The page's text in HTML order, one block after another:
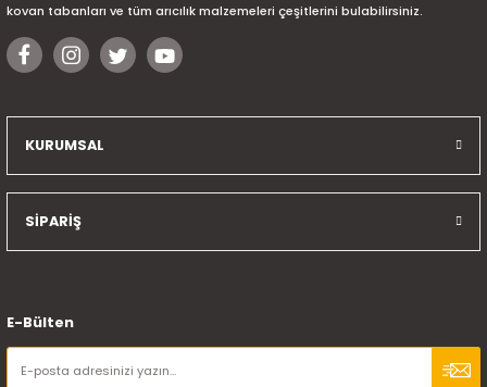
kovan tabanları ve tüm arıcılık malzemeleri çeşitlerini bulabilirsiniz.
KURUMSAL
SİPARİŞ
E-Bülten